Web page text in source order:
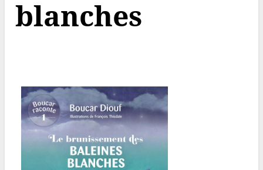
blanches